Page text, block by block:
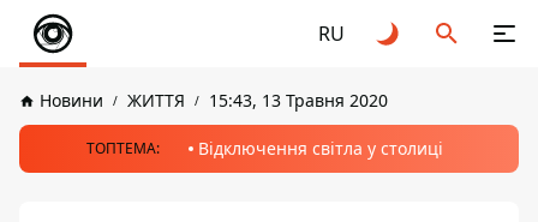
RU
Новини ЖИТТЯ 15:43, 13 Травня 2020
ТОПТЕМА: Відключення світла у столиці